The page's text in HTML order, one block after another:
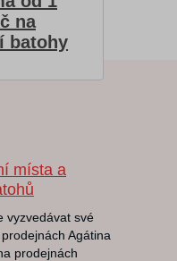
na
batohy
místa a
vyzvedávat své
Agátina
prodejnách